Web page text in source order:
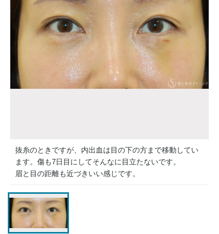
抜糸のときですが、内出血は目の下の方まで移動してい
ます。傷も7日目にしてそんなに目立たないです。
眉と目の距離も近づきいい感じです。